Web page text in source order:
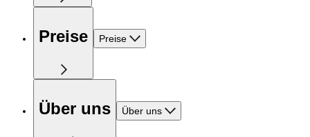
Preise Preise
Über uns Über uns